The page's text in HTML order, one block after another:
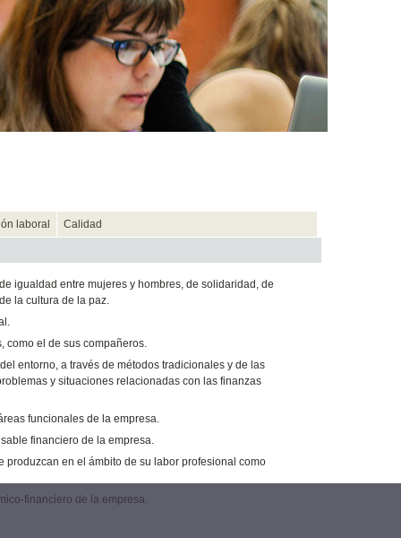
laboral Calidad
igualdad entre mujeres y hombres, de solidaridad, de
la cultura de la paz.
como el de sus compañeros.
entorno, a través de métodos tradicionales y de las
y situaciones relacionadas con las finanzas
funcionales de la empresa.
financiero de la empresa.
en el ámbito de su labor profesional como
financiero de la empresa.